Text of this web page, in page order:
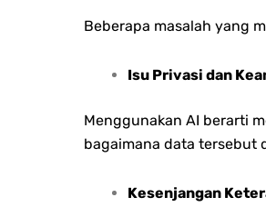
Beberapa masalah yang
Isu Privasi dan
Menggunakan AI berarti
bagaimana data tersebut
Kesenjangan